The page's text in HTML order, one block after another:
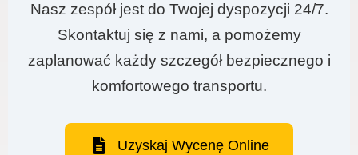
Nasz zespół jest do Twojej dyspozycji 24/7.
Skontaktuj się z nami, a pomożemy
zaplanować każdy szczegół bezpiecznego i
komfortowego transportu.
Uzyskaj Wycenę Online